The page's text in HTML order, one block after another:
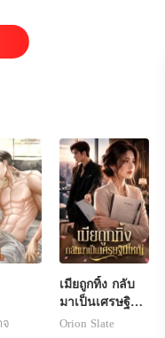
จ
เมียถูกทิ้ง กลับ
มาเป็นเศรษฐินี
ใหญ่
Orion Slate